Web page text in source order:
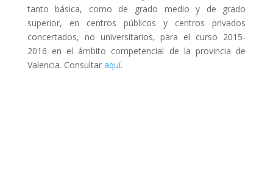
tanto básica, como de grado medio y de grado
superior, en centros públicos y centros privados
concertados, no universitarios, para el curso 2015-
2016 en el ámbito competencial de la provincia de
Valencia. Consultar aquí.